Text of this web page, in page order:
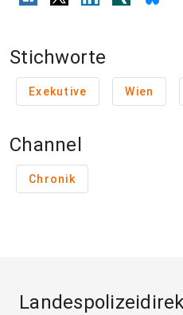
Stichworte
Exekutive Wien
Channel
Chronik